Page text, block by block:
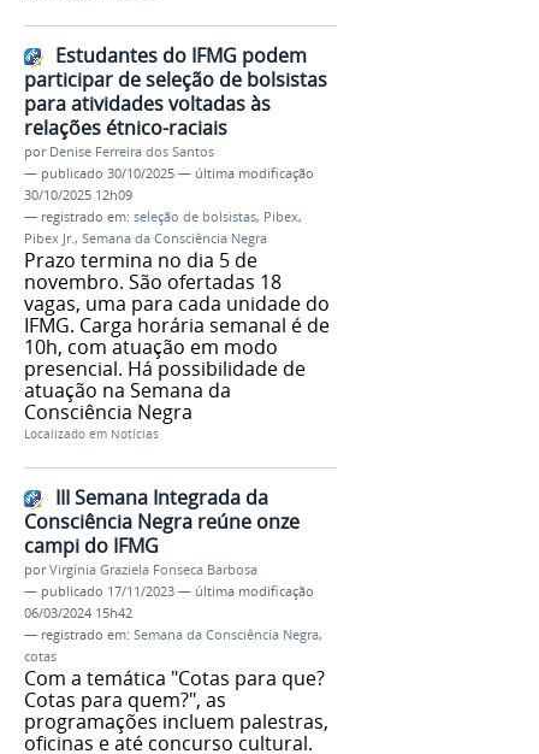
Estudantes do IFMG podem
participar de seleção de bolsistas
para atividades voltadas às
relações étnico-raciais
por Denise Ferreira dos Santos
— publicado 30/10/2025 — última modificação
30/10/2025 12h09
— registrado em: seleção de bolsistas, Pibex,
Pibex Jr., Semana da Consciência Negra
Prazo termina no dia 5 de
novembro. São ofertadas 18
vagas, uma para cada unidade do
IFMG. Carga horária semanal é de
10h, com atuação em modo
presencial. Há possibilidade de
atuação na Semana da
Consciência Negra
Localizado em Notícias
III Semana Integrada da
Consciência Negra reúne onze
campi do IFMG
porVirgínia Graziela Fonseca Barbosa
— publicado 17/11/2023 — última modificação
06/03/2024 15h42
— registrado em: Semana da Consciência Negra,
cotas
Com a temática "Cotas para que?
Cotas para quem?", as
programações incluem palestras,
oficinas e até concurso cultural.